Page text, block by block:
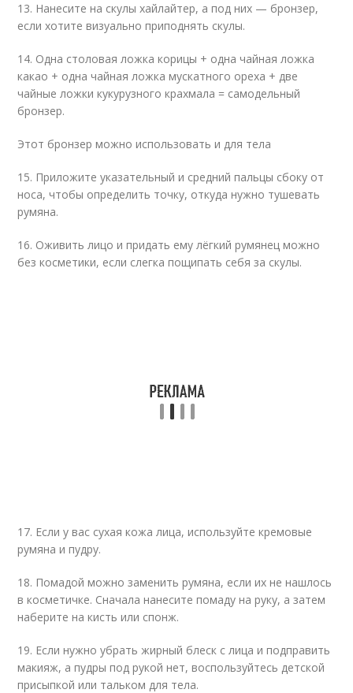
13. Нанесите на скулы хайлайтер, а под них — бронзер,
если хотите визуально приподнять скулы.
14. Одна столовая ложка корицы + одна чайная ложка
какао + одна чайная ложка мускатного ореха + две
чайные ложки кукурузного крахмала = самодельный
бронзер.
Этот бронзер можно использовать и для тела
15. Приложите указательный и средний пальцы сбоку от
носа, чтобы определить точку, откуда нужно тушевать
румяна.
16. Оживить лицо и придать ему лёгкий румянец можно
без косметики, если слегка пощипать себя за скулы.
17. Если у вас сухая кожа лица, используйте кремовые
румяна и пудру.
18. Помадой можно заменить румяна, если их не нашлось
в косметичке. Сначала нанесите помаду на руку, а затем
наберите на кисть или спонж.
19. Если нужно убрать жирный блеск с лица и подправить
макияж, а пудры под рукой нет, воспользуйтесь детской
присыпкой или тальком для тела.